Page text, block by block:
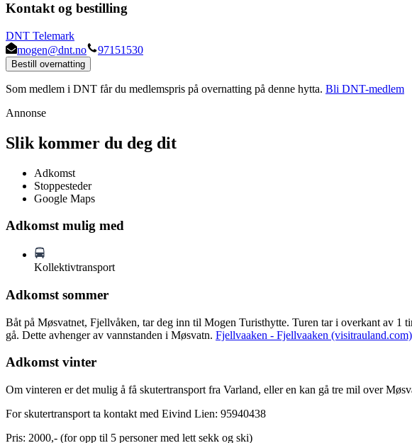
Kontakt og bestilling
DNT Telemark
mogen@dnt.no
97151530
Bestill overnatting
Som medlem i DNT får du medlemspris på overnatting på denne hytta. Bli DNT-medlem
Annonse
Slik kommer du deg dit
Adkomst
Stoppesteder
Google Maps
Adkomst mulig med
Kollektivtransport
Adkomst sommer
Båt på Møsvatnet, Fjellvåken, tar deg inn til Mogen Turisthytte. Turen tar i overkant av
gå. Dette avhenger av vannstanden i Møsvatn. Fjellvaaken - Fjellvaaken (visitrauland.com)
Adkomst vinter
Om vinteren er det mulig å få skutertransport fra Varland, eller en kan gå tre mil over
For skutertransport ta kontakt med Eivind Lien: 95940438
Pris: 2000,- (for opp til 5 personer med lett sekk og ski)